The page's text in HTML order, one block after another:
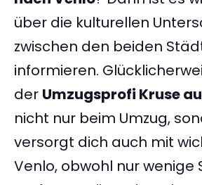
über die kulturellen
zwischen den beiden
informieren.
der Umzugsprofi Kruse
nicht nur beim Umzug,
versorgt dich auch mit
Venlo, obwohl nur wenige